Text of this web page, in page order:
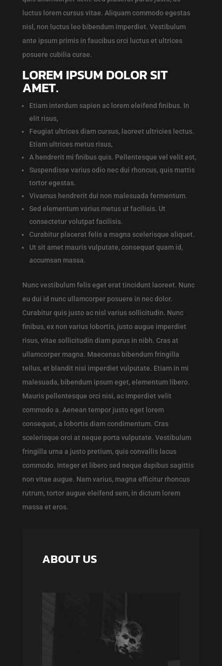
luctus lorem cursus vitae. Aliquam commodo egestas
nisl, non luctus leo bibendum imperdiet. Vestibulum
ante ipsum primis in faucibus orci luctus et ultrices
posuere cubilia curae.
LOREM IPSUM DOLOR SIT
AMET.
Etiam interdum sapien ac lorem eleifend finibus. In
elit risus,
Feugiat ultrices diam cursus, laoreet ultricies lectus.
Etiam ultrices metus risus,
A hendrerit mi finibus quis. Pellentesque vel velit est,
Suspendisse varius odio nec dui rhoncus, quis mattis
tortor egestas.
Vivamus hendrerit dui non malesuada fermentum.
Sed elementum varius metus ut facilisis. Ut
consectetur volutpat facilisis.
Curabitur placerat felis a magna scelerisque aliquet.
Ut sit amet mauris vulputate, consequat quam id,
accumsan massa.
Nunc vestibulum felis eget erat tincidunt laoreet. Nunc
eu dui id nunc ullamcorper posuere in nec dolor.
Curabitur quis justo ac nisl varius sollicitudin. Nunc
finibus, ex non varius lobortis, justo augue imperdiet
risus, vitae sollicitudin diam purus in nibh. Cras at
ullamcorper magna. Maecenas bibendum fringilla
tellus, et blandit nisi imperdiet vulputate. Etiam in mi
malesuada, bibendum ipsum eget, elementum libero.
Mauris pellentesque orci nisi, ac imperdiet velit
commodo a. Aenean tempor justo eget lorem
consequat, a lobortis diam condimentum. Cras
scelerisque orci at neque porta vulputate. Vestibulum
fringilla urna a justo pretium, quis convallis lacus
commodo. Integer et libero sed neque dapibus sagittis
non vitae augue. Nam varius, magna efficitur rhoncus
rutrum, tortor augue eleifend sem, in dictum lorem
massa et eros.
ABOUT US